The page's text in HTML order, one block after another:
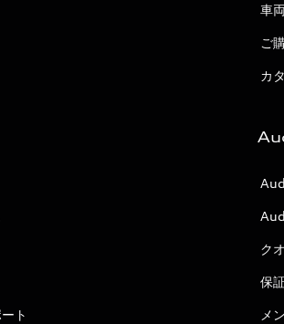
車
ご
カ
ト
ク
保
メ